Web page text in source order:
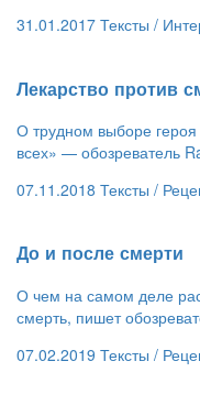
31.01.2017 Тексты /
​Лекарство против
О трудном выборе
всех» — обозреватель
07.11.2018 Тексты /
​До и после смерти
О чем на самом деле
смерть, пишет
07.02.2019 Тексты /